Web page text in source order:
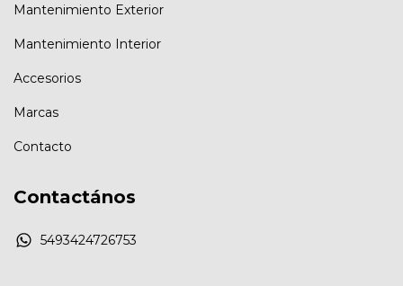
Mantenimiento Exterior
Mantenimiento Interior
Accesorios
Marcas
Contacto
Contactános
5493424726753